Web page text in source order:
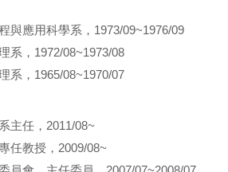
與應用科學系，1973/09~1976/09
系，1972/08~1973/08
系，1965/08~1970/07
主任，2011/08~
任教授，2009/08~